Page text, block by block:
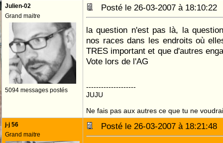
Julien-02
Grand maitre
5094 messages postés
Posté le 26-03-2007 à
la question n'est pas là, la
nos races dans les endroits où
TRES important et que d'autres
Vote lors de l'AG
--------------------
JUJU
Ne fais pas aux autres ce que tu ne
j-j 56
Grand maitre
Posté le 26-03-2007 à